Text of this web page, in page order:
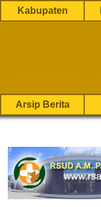
Kabupaten
Arsip Berita